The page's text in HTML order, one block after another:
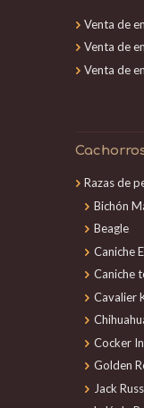
Venta de
Venta de
Venta de
Razas de
Bichón
Beagle
Caniche
Caniche
Cavalier
Cocker
Golden
Jack